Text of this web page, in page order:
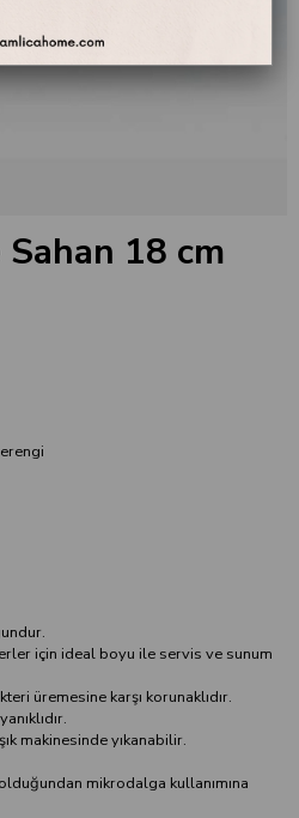
18 cm
için ideal boyu ile servis ve sunum
üremesine karşı korunaklıdır.
makinesinde yıkanabilir.
mikrodalga kullanımına